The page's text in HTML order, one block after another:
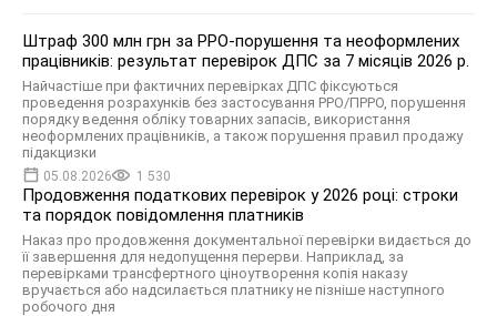
Штраф 300 млн грн за РРО-порушення та неоформлених
працівників: результат перевірок ДПС за 7 місяців 2026 р.
Найчастіше при фактичних перевірках ДПС фіксуються
проведення розрахунків без застосування РРО/ПРРО, порушення
порядку ведення обліку товарних запасів, використання
неоформлених працівників, а також порушення правил продажу
підакцизки
05.08.2026 1 530
Продовження податкових перевірок у 2026 році: строки
та порядок повідомлення платників
Наказ про продовження документальної перевірки видається до
її завершення для недопущення перерви. Наприклад, за
перевірками трансфертного ціноутворення копія наказу
вручається або надсилається платнику не пізніше наступного
робочого дня